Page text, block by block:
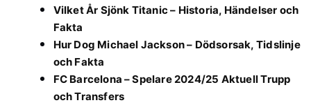
Vilket År Sjönk Titanic – Historia, Händelser och
Fakta
Hur Dog Michael Jackson – Dödsorsak, Tidslinje
och Fakta
FC Barcelona – Spelare 2024/25 Aktuell Trupp
och Transfers